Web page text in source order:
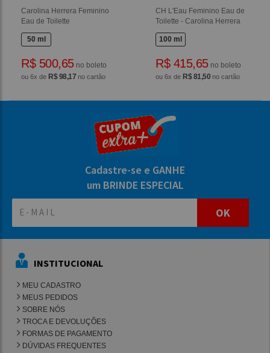
Carolina Herrera Feminino
Eau de Toilette
50 ml
R$ 500,65no boleto
ou 6x de R$ 98,17 no cartão
CH L'Eau Feminino Eau de
Toilette - Carolina Herrera
100 ml
R$ 415,65no boleto
ou 6x de R$ 81,50 no cartão
Cadastre-se e GANHE
um BRINDE ESPECIAL
OK
INSTITUCIONAL
MEU CADASTRO
MEUS PEDIDOS
SOBRE NÓS
TROCA E DEVOLUÇÕES
FORMAS DE PAGAMENTO
DÚVIDAS FREQUENTES